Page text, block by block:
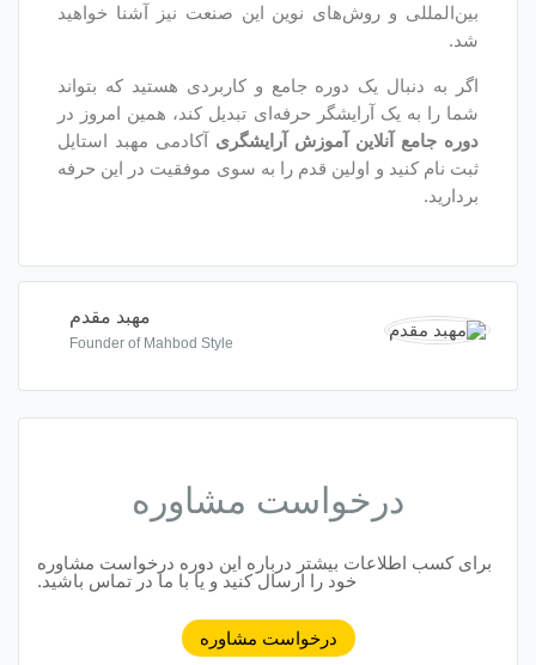
نوین این صنعت نیز آشنا خواهید
دوره جامع و کاربردی هستید که بتواند
حرفه‌ای تبدیل کند، همین امروز در
آموزش آرایشگریآکادمی مهبد استایل
قدم را به سوی موفقیت در این حرفه
Founder of Mahbod Style
مشاوره
بیشتر درباره این دوره درخواست مشاوره
خود را ارسال کنید و یا با ما در تماس باشید.